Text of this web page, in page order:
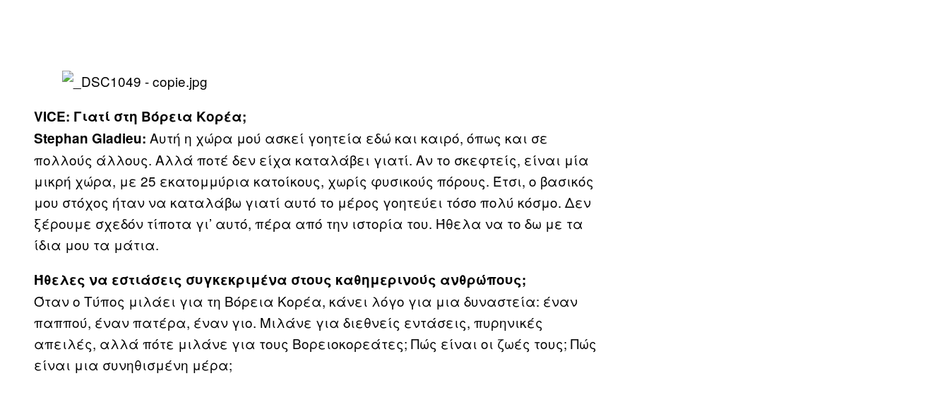
VICE: Γιατί στη Βόρεια Κορέα;
Stephan Gladieu: Αυτή η χώρα μού ασκεί γοητεία εδώ και καιρό, όπως και σε
πολλούς άλλους. Αλλά ποτέ δεν είχα καταλάβει γιατί. Αν το σκεφτείς, είναι μία
μικρή χώρα, με 25 εκατομμύρια κατοίκους, χωρίς φυσικoύς πόρους. Έτσι, ο βασικός
μου στόχος ήταν να καταλάβω γιατί αυτό το μέρος γοητεύει τόσο πολύ κόσμο. Δεν
ξέρουμε σχεδόν τίποτα γι’ αυτό, πέρα από την ιστορία του. Ήθελα να το δω με τα
ίδια μου τα μάτια.
Ήθελες να εστιάσεις συγκεκριμένα στους καθημερινούς ανθρώπους;
Όταν ο Τύπος μιλάει για τη Βόρεια Κορέα, κάνει λόγο για μια δυναστεία: έναν
παππού, έναν πατέρα, έναν γιο. Μιλάνε για διεθνείς εντάσεις, πυρηνικές
απειλές, αλλά πότε μιλάνε για τους Βορειοκορεάτες; Πώς είναι οι ζωές τους; Πώς
είναι μια συνηθισμένη μέρα;